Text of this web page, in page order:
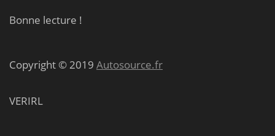
Bonne lecture !
Copyright © 2019 Autosource.fr
VERIRL